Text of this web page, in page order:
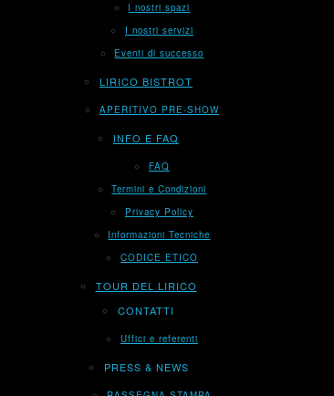
I nostri spazi
I nostri servizi
Eventi di successo
LIRICO BISTROT
APERITIVO PRE-SHOW
INFO E FAQ
FAQ
Termini e Condizioni
Privacy Policy
Informazioni Tecniche
CODICE ETICO
TOUR DEL LIRICO
CONTATTI
Uffici e referenti
PRESS & NEWS